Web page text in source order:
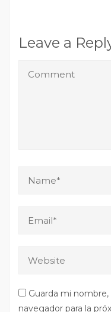
Leave a
Guarda mi
navegador para la